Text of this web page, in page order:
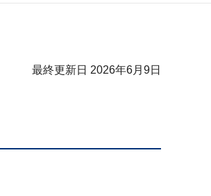
最終更新日 2026年6月9日